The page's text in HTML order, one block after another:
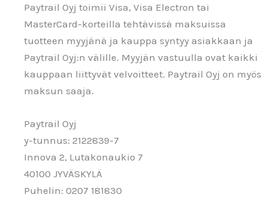
Paytrail Oyj toimii Visa, Visa Electron tai
MasterCard-korteilla tehtävissä maksuissa
tuotteen myyjänä ja kauppa syntyy asiakkaan ja
Paytrail Oyj:n välille. Myyjän vastuulla ovat kaikki
kauppaan liittyvät velvoitteet. Paytrail Oyj on myös
maksun saaja.
Paytrail Oyj
y-tunnus: 2122839-7
Innova 2, Lutakonaukio 7
40100 JYVÄSKYLÄ
Puhelin: 0207 181830